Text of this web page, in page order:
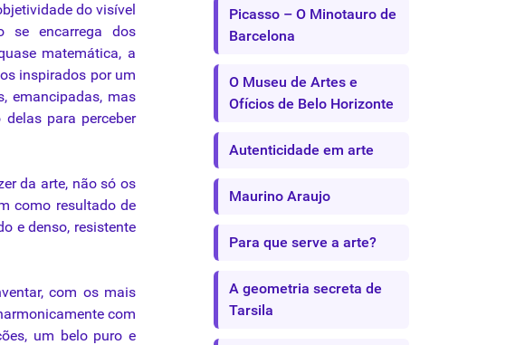
do visível
se encarrega dos
matemática, a
inspirados por um
emancipadas, mas
delas para perceber
da arte, nãosó os
como resultado de
e denso, resistente
com os mais
com
um belo puro e
Picasso – O Minotauro de
Barcelona
O Museu de Artes e
Ofícios de Belo Horizonte
Autenticidade em arte
Maurino Araujo
Para que serve a arte?
A geometria secreta de
Tarsila